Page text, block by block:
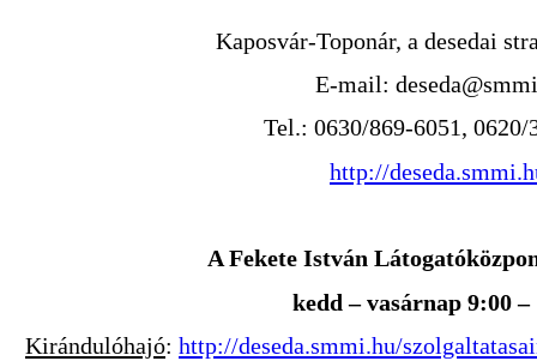
Kaposvár-Toponár, a desedai
E-mail:
Tel.: 0630/869-6051, 0620/
http://
A Fekete István
kedd – vasárnap 9:00 –
Kirándulóhajó: http://deseda.smmi.hu/